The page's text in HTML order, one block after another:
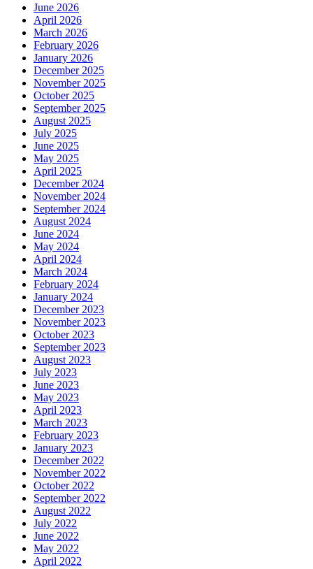
June 2026
April 2026
March 2026
February 2026
January 2026
December 2025
November 2025
October 2025
September 2025
August 2025
July 2025
June 2025
May 2025
April 2025
December 2024
November 2024
September 2024
August 2024
June 2024
May 2024
April 2024
March 2024
February 2024
January 2024
December 2023
November 2023
October 2023
September 2023
August 2023
July 2023
June 2023
May 2023
April 2023
March 2023
February 2023
January 2023
December 2022
November 2022
October 2022
September 2022
August 2022
July 2022
June 2022
May 2022
April 2022